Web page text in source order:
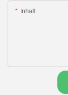
Inhalt